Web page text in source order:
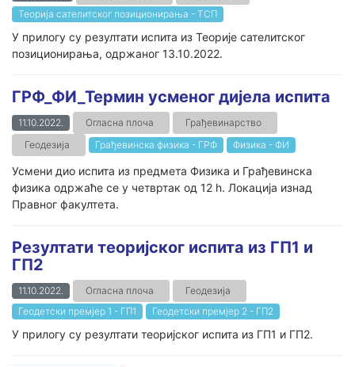
Теорија сателитског позиционирања - ТСП
У прилогу су резултати испита из Теорије сателитског
позиционирања, одржаног 13.10.2022.
ГРФ_ФИ_Термин усменог дијела испита
11.10.2022. Огласна плоча
Грађевинарство
Геодезија
Грађевинска физика - ГРФ Физика - ФИ
Усмени дио испита из предмета Физика и Грађевинска
физика одржаће се у четвртак од 12 h. Локација изнад
Правног факултета.
Резултати теоријског испита из ГП1 и
ГП2
11.10.2022. Огласна плоча
Геодезија
Геодетски премјер 1 - ГП1
Геодетски премјер 2 - ГП2
У прилогу су резултати теоријског испита из ГП1 и ГП2.